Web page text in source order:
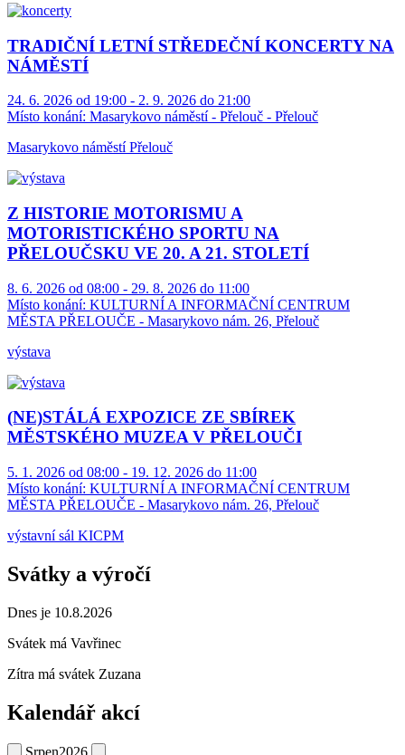
TRADIČNÍ LETNÍ STŘEDEČNÍ KONCERTY NA
NÁMĚSTÍ
24. 6. 2026 od 19:00 - 2. 9. 2026 do 21:00
Místo konání: Masarykovo náměstí - Přelouč - Přelouč
Masarykovo náměstí Přelouč
Z HISTORIE MOTORISMU A
MOTORISTICKÉHO SPORTU NA
PŘELOUČSKU VE 20. A 21. STOLETÍ
8. 6. 2026 od 08:00 - 29. 8. 2026 do 11:00
Místo konání: KULTURNÍ A INFORMAČNÍ CENTRUM
MĚSTA PŘELOUČE - Masarykovo nám. 26, Přelouč
výstava
(NE)STÁLÁ EXPOZICE ZE SBÍREK
MĚSTSKÉHO MUZEA V PŘELOUČI
5. 1. 2026 od 08:00 - 19. 12. 2026 do 11:00
Místo konání: KULTURNÍ A INFORMAČNÍ CENTRUM
MĚSTA PŘELOUČE - Masarykovo nám. 26, Přelouč
výstavní sál KICPM
Svátky a výročí
Dnes je 10.8.2026
Svátek má Vavřinec
Zítra má svátek Zuzana
Kalendář akcí
Srpen2026